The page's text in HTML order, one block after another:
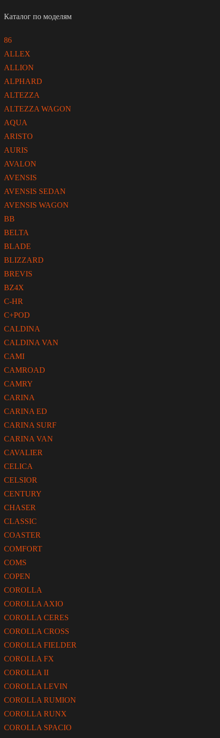
Каталог по моделям
86
ALLEX
ALLION
ALPHARD
ALTEZZA
ALTEZZA WAGON
AQUA
ARISTO
AURIS
AVALON
AVENSIS
AVENSIS SEDAN
AVENSIS WAGON
BB
BELTA
BLADE
BLIZZARD
BREVIS
BZ4X
C-HR
C+POD
CALDINA
CALDINA VAN
CAMI
CAMROAD
CAMRY
CARINA
CARINA ED
CARINA SURF
CARINA VAN
CAVALIER
CELICA
CELSIOR
CENTURY
CHASER
CLASSIC
COASTER
COMFORT
COMS
COPEN
COROLLA
COROLLA AXIO
COROLLA CERES
COROLLA CROSS
COROLLA FIELDER
COROLLA FX
COROLLA II
COROLLA LEVIN
COROLLA RUMION
COROLLA RUNX
COROLLA SPACIO